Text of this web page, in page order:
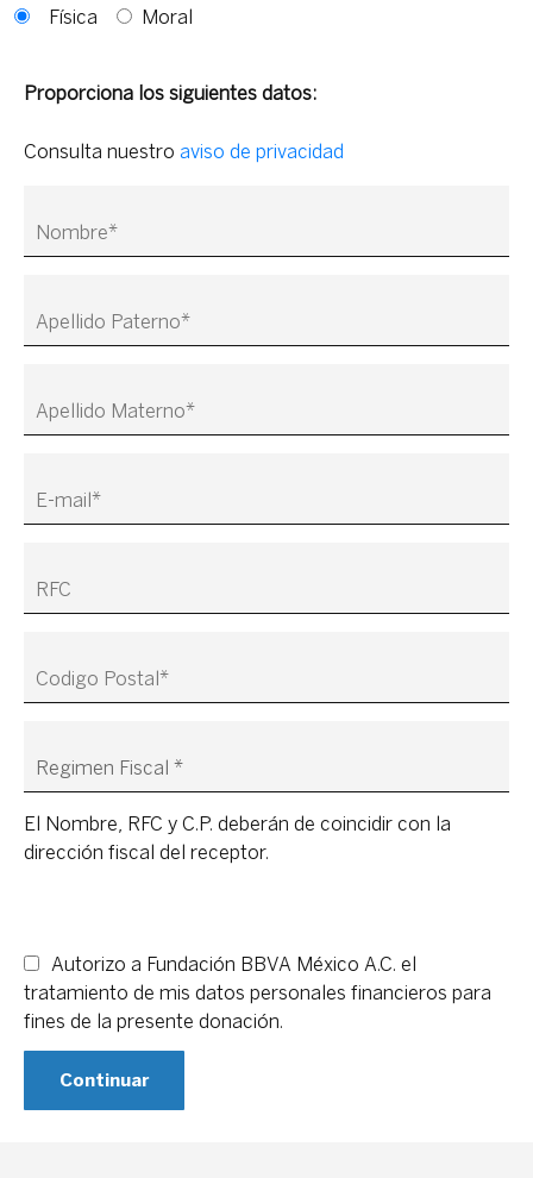
Física Moral
Proporciona los siguientes datos:
Consulta nuestro aviso de privacidad
El Nombre, RFC y C.P. deberán de coincidir con la
dirección fiscal del receptor.
Autorizo a Fundación BBVA México A.C. el
tratamiento de mis datos personales financieros para
fines de la presente donación.
Continuar